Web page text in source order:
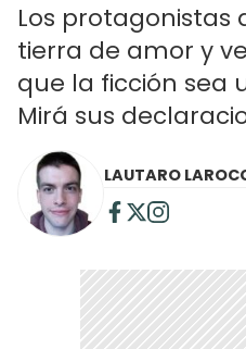
Los protagonistas
tierra de amor y
que la ficción sea
Mirá sus
LAUTARO